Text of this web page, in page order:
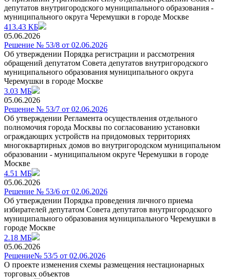
депутатов внутригородского муниципального образования -
муниципального округа Черемушки в городе Москве
413.43 КБ
05.06.2026
Решение № 53/8 от 02.06.2026
Об утверждении Порядка регистрации и рассмотрения
обращений депутатом Совета депутатов внутригородского
муниципального образования муниципального округа
Черемушки в городе Москве
3.03 МБ
05.06.2026
Решение № 53/7 от 02.06.2026
Об утверждении Регламента осуществления отдельного
полномочия города Москвы по coгласованию установки
ограждающих устройств на придомовых территориях
многоквартирных домов во внутригородском муниципальном
образовании - муниципальном округе Черемушки в городе
Москве
4.51 МБ
05.06.2026
Решение № 53/6 от 02.06.2026
Об утверждении Порядка проведения личного приема
избирателей депутатом Совета депутатов внутригородского
муниципального образования муниципального Черемушки в
городе Москве
2.18 МБ
05.06.2026
Решение№ 53/5 от 02.06.2026
О проекте изменения схемы размещения нестационарных
торговых объектов